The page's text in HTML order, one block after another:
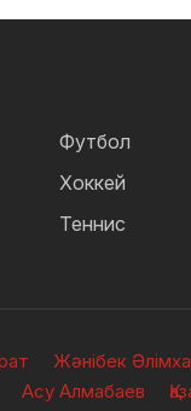
Футбол
Хоккей
Теннис
Жәнібек
Асу Алмабаев